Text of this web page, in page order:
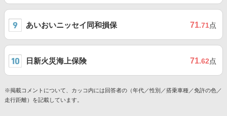
あいおいニッセイ同和損保 71.71点
日新火災海上保険 71.62点
※掲載コメントについて、カッコ内には回答者の（年代／性別／搭乗車種／免許の色／
走行距離）を記載しています。